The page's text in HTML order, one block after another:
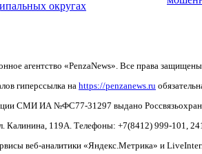
округах
агентство «PenzaNews». Все права
гиперссылка на https://penzanews.ru
СМИ ИА №ФС77-31297 выдано
Калинина, 119А. Телефоны: +7(8412) 999-101,
веб-аналитики «Яндекс.Метрика» и